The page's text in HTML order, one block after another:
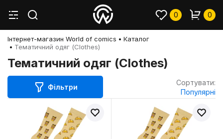
0 0
Інтернет-магазин World of comics
Каталог
Тематичний одяг (Clothes)
Тематичний одяг (Clothes)
Фільтри
Сортувати:
Популярні